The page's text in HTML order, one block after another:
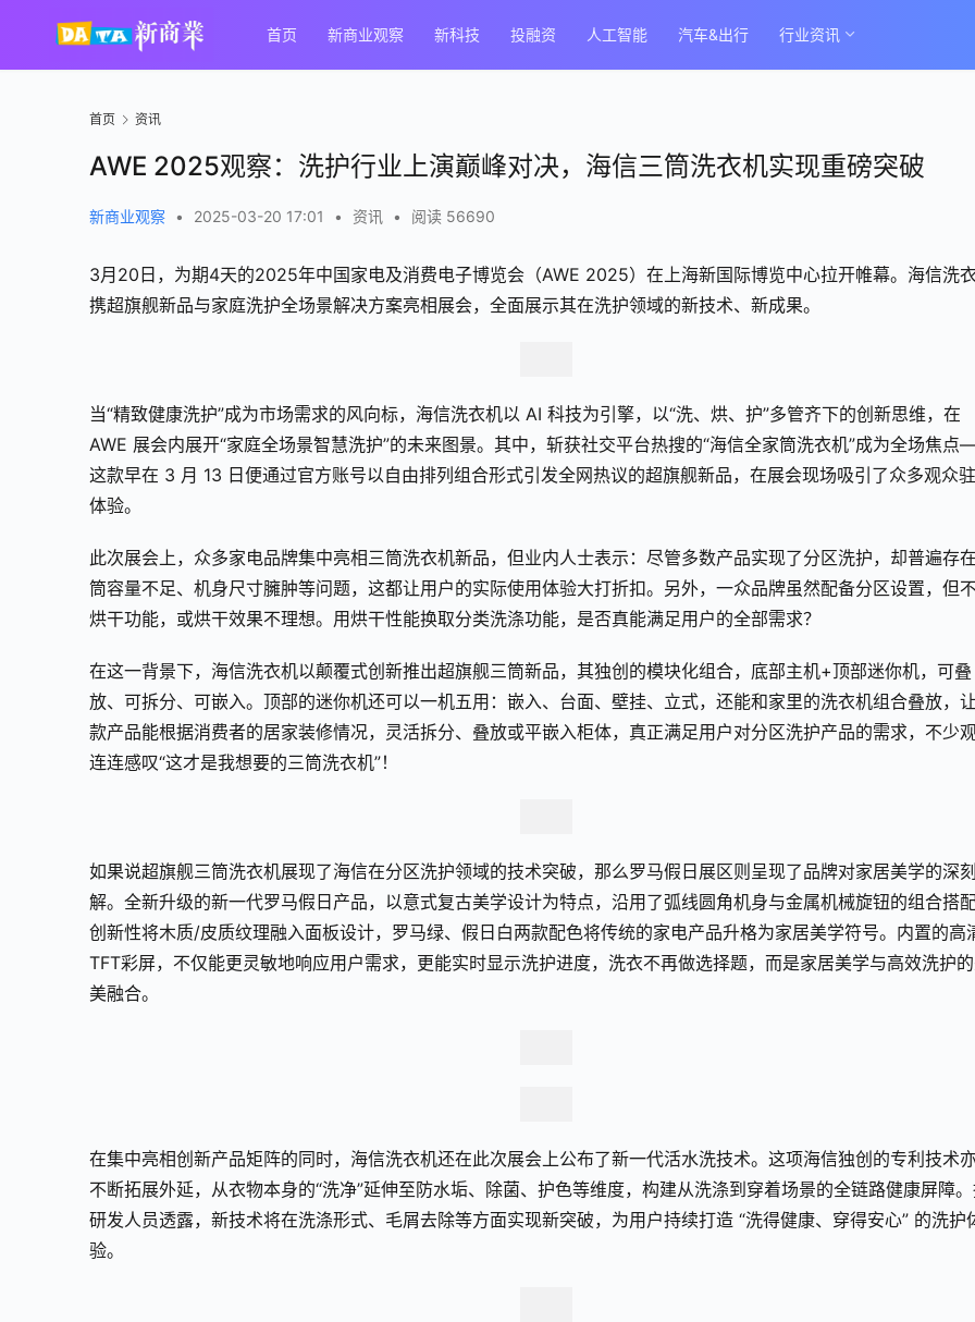
首页 新商业观察 新科技 投融资 人工智能 汽车&出行 行业资讯
首页 资讯
AWE 2025观察：洗护行业上演巅峰对决，海信三筒洗衣机实现重磅突破
新商业观察 • 2025-03-20 17:01 • 资讯 • 阅读 56690
3月20日，为期4天的2025年中国家电及消费电子博览会（AWE 2025）在上海新国际博览中心拉开帷幕。海信洗
携超旗舰新品与家庭洗护全场景解决方案亮相展会，全面展示其在洗护领域的新技术、新成果。
当“精致健康洗护”成为市场需求的风向标，海信洗衣机以 AI 科技为引擎，以“洗、烘、护”多管齐下的创新思维，在
AWE 展会内展开“家庭全场景智慧洗护”的未来图景。其中，斩获社交平台热搜的“海信全家筒洗衣机”成为全场焦
这款早在 3 月 13 日便通过官方账号以自由排列组合形式引发全网热议的超旗舰新品，在展会现场吸引了众多观众
体验。
此次展会上，众多家电品牌集中亮相三筒洗衣机新品，但业内人士表示：尽管多数产品实现了分区洗护，却普遍存
筒容量不足、机身尺寸臃肿等问题，这都让用户的实际使用体验大打折扣。另外，一众品牌虽然配备分区设置，但
烘干功能，或烘干效果不理想。用烘干性能换取分类洗涤功能，是否真能满足用户的全部需求？
在这一背景下，海信洗衣机以颠覆式创新推出超旗舰三筒新品，其独创的模块化组合，底部主机+顶部迷你机，可叠
放、可拆分、可嵌入。顶部的迷你机还可以一机五用：嵌入、台面、壁挂、立式，还能和家里的洗衣机组合叠放，
款产品能根据消费者的居家装修情况，灵活拆分、叠放或平嵌入柜体，真正满足用户对分区洗护产品的需求，不少
连连感叹“这才是我想要的三筒洗衣机”！
如果说超旗舰三筒洗衣机展现了海信在分区洗护领域的技术突破，那么罗马假日展区则呈现了品牌对家居美学的深
解。全新升级的新一代罗马假日产品，以意式复古美学设计为特点，沿用了弧线圆角机身与金属机械旋钮的组合搭
创新性将木质/皮质纹理融入面板设计，罗马绿、假日白两款配色将传统的家电产品升格为家居美学符号。内置的高
TFT彩屏，不仅能更灵敏地响应用户需求，更能实时显示洗护进度，洗衣不再做选择题，而是家居美学与高效洗护
美融合。
在集中亮相创新产品矩阵的同时，海信洗衣机还在此次展会上公布了新一代活水洗技术。这项海信独创的专利技术
不断拓展外延，从衣物本身的“洗净”延伸至防水垢、除菌、护色等维度，构建从洗涤到穿着场景的全链路健康屏障
研发人员透露，新技术将在洗涤形式、毛屑去除等方面实现新突破，为用户持续打造 “洗得健康、穿得安心” 的洗护
验。